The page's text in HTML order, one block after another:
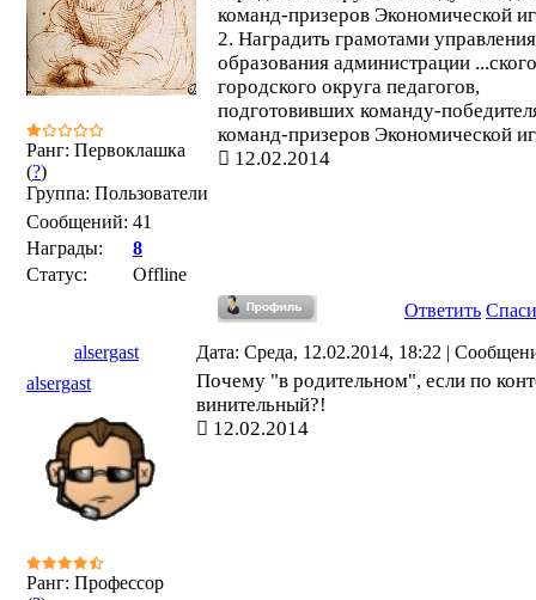
Ранг: Первоклашка
(?)
Группа: Пользователи
Сообщений: 41
Награды:
8
Статус:
Offline
команд-призеров Экономической
2. Наградить грамотами управления
образования администрации ...ского
городского округа педагогов,
подготовивших команду-
команд-призеров Экономической
12.02.2014
Ответить
alsergast
Дата: Среда, 12.02.2014, 18:22 |
alsergast
Ранг: Профессор
Почему "в родительном", если по
винительный?!
12.02.2014